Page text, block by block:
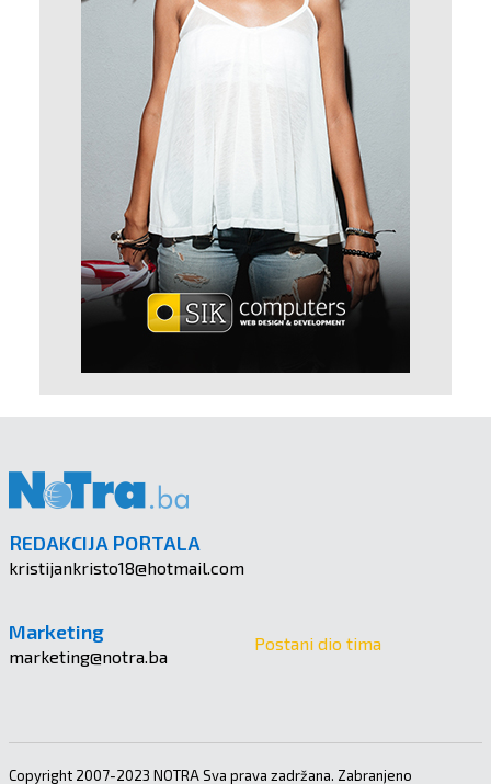
REDAKCIJA PORTALA
kristijankristo18@hotmail.com
Marketing
marketing@notra.ba
Postani dio tima
Copyright 2007-2023 NOTRA Sva prava zadržana. Zabranjeno